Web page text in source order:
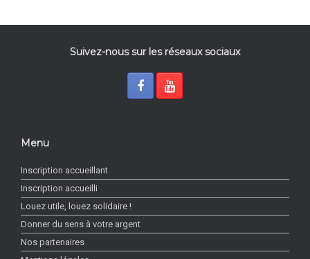
Suivez-nous sur les réseaux sociaux
Menu
Inscription accueillant
Inscription accueilli
Louez utile, louez solidaire !
Donner du sens à votre argent
Nos partenaires